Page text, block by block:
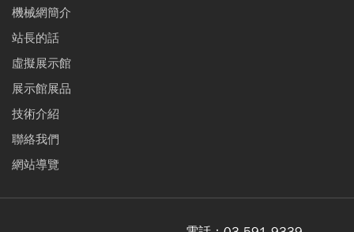
機械網簡介
站長的話
虛擬展示館
展示館展品
技術介紹
聯絡我們
網站導覽